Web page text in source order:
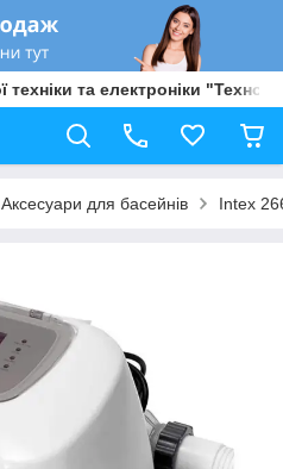
техніки та електроніки "Техно
Аксесуари для басейнів Intex